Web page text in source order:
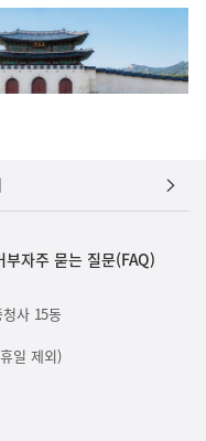
부자주 묻는 질문(FAQ)
사 15동
일 제외)